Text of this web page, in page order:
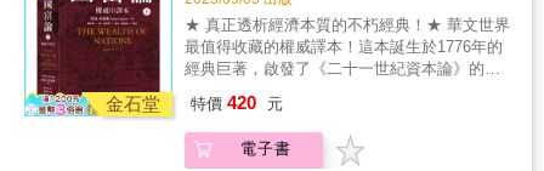
礎原理談起，依序說明核心指標的意涵及實務
應用方式，進而融會貫通，綜合判斷，對入門
者而言好讀又好用。3. 架構嚴謹，涵蓋完整面
為讀者提供了一套結合總體經濟、產業分析與
場、掌握趨勢變化的關鍵基本功。◎專業推薦
套書由「全台灣的經濟學老師」張清溪教授導
讀，譯文兼顧專業度與原作風格，詳實呈現亞
當．史密斯原著特點，為華文世界最完整、最
詳盡中文版。「下冊」收錄國富論〈卷四〉至
〈卷五〉● 為什麼政府不該對出口提供獎勵、
對進口設限？● 重商主義的癥結是什麼？● 何
謂亞當．史密斯的稅收四原則？● 如何讓人民
能夠為自己提供充裕的收入或生活物資？● 如
牆設限、以關稅懲罰外人，而是仰賴自由交
換、分工合作與互利貿易的力量。《國富論》
讓我們認清：市場不是零和遊戲，而是一場眾
人共贏的創造過程。即使是現今龐大複雜的社
會，其運作方式仍依循《國富論》所提出的原
的經濟變局裡，這部真正透析經濟本質的不朽
經典，冷靜、理性地提出了能看清長遠大局的
金石堂
★ 真正透析經濟本質的不朽經典！★ 華文世界
最值得收藏的權威譯本！這本誕生於1776年的
經典巨著，啟發了《二十一世紀資本論》的誕
性、揭露國家與市場互動關係的深刻著作！川
普可能沒讀過《國富論》，但如今全世界都該
讀一讀了！亞當．史密斯早在250年前就教會我
特價 420 元
電子書